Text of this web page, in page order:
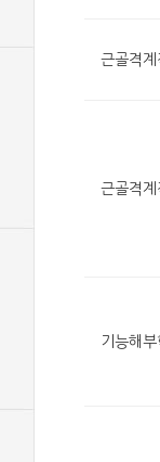
근골격
근골격
기능해부